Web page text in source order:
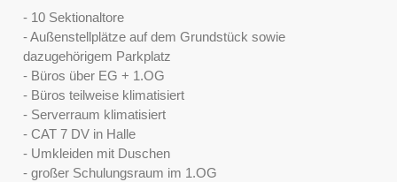
- 10 Sektionaltore
- Außenstellplätze auf dem Grundstück sowie
dazugehörigem Parkplatz
- Büros über EG + 1.OG
- Büros teilweise klimatisiert
- Serverraum klimatisiert
- CAT 7 DV in Halle
- Umkleiden mit Duschen
- großer Schulungsraum im 1.OG